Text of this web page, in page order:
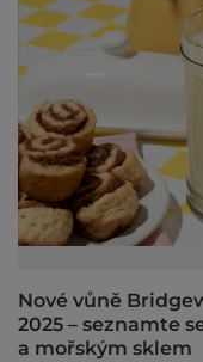
Nové vůně
2025 – seznamte
a mořským sklem